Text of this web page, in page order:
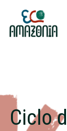
Ciclo